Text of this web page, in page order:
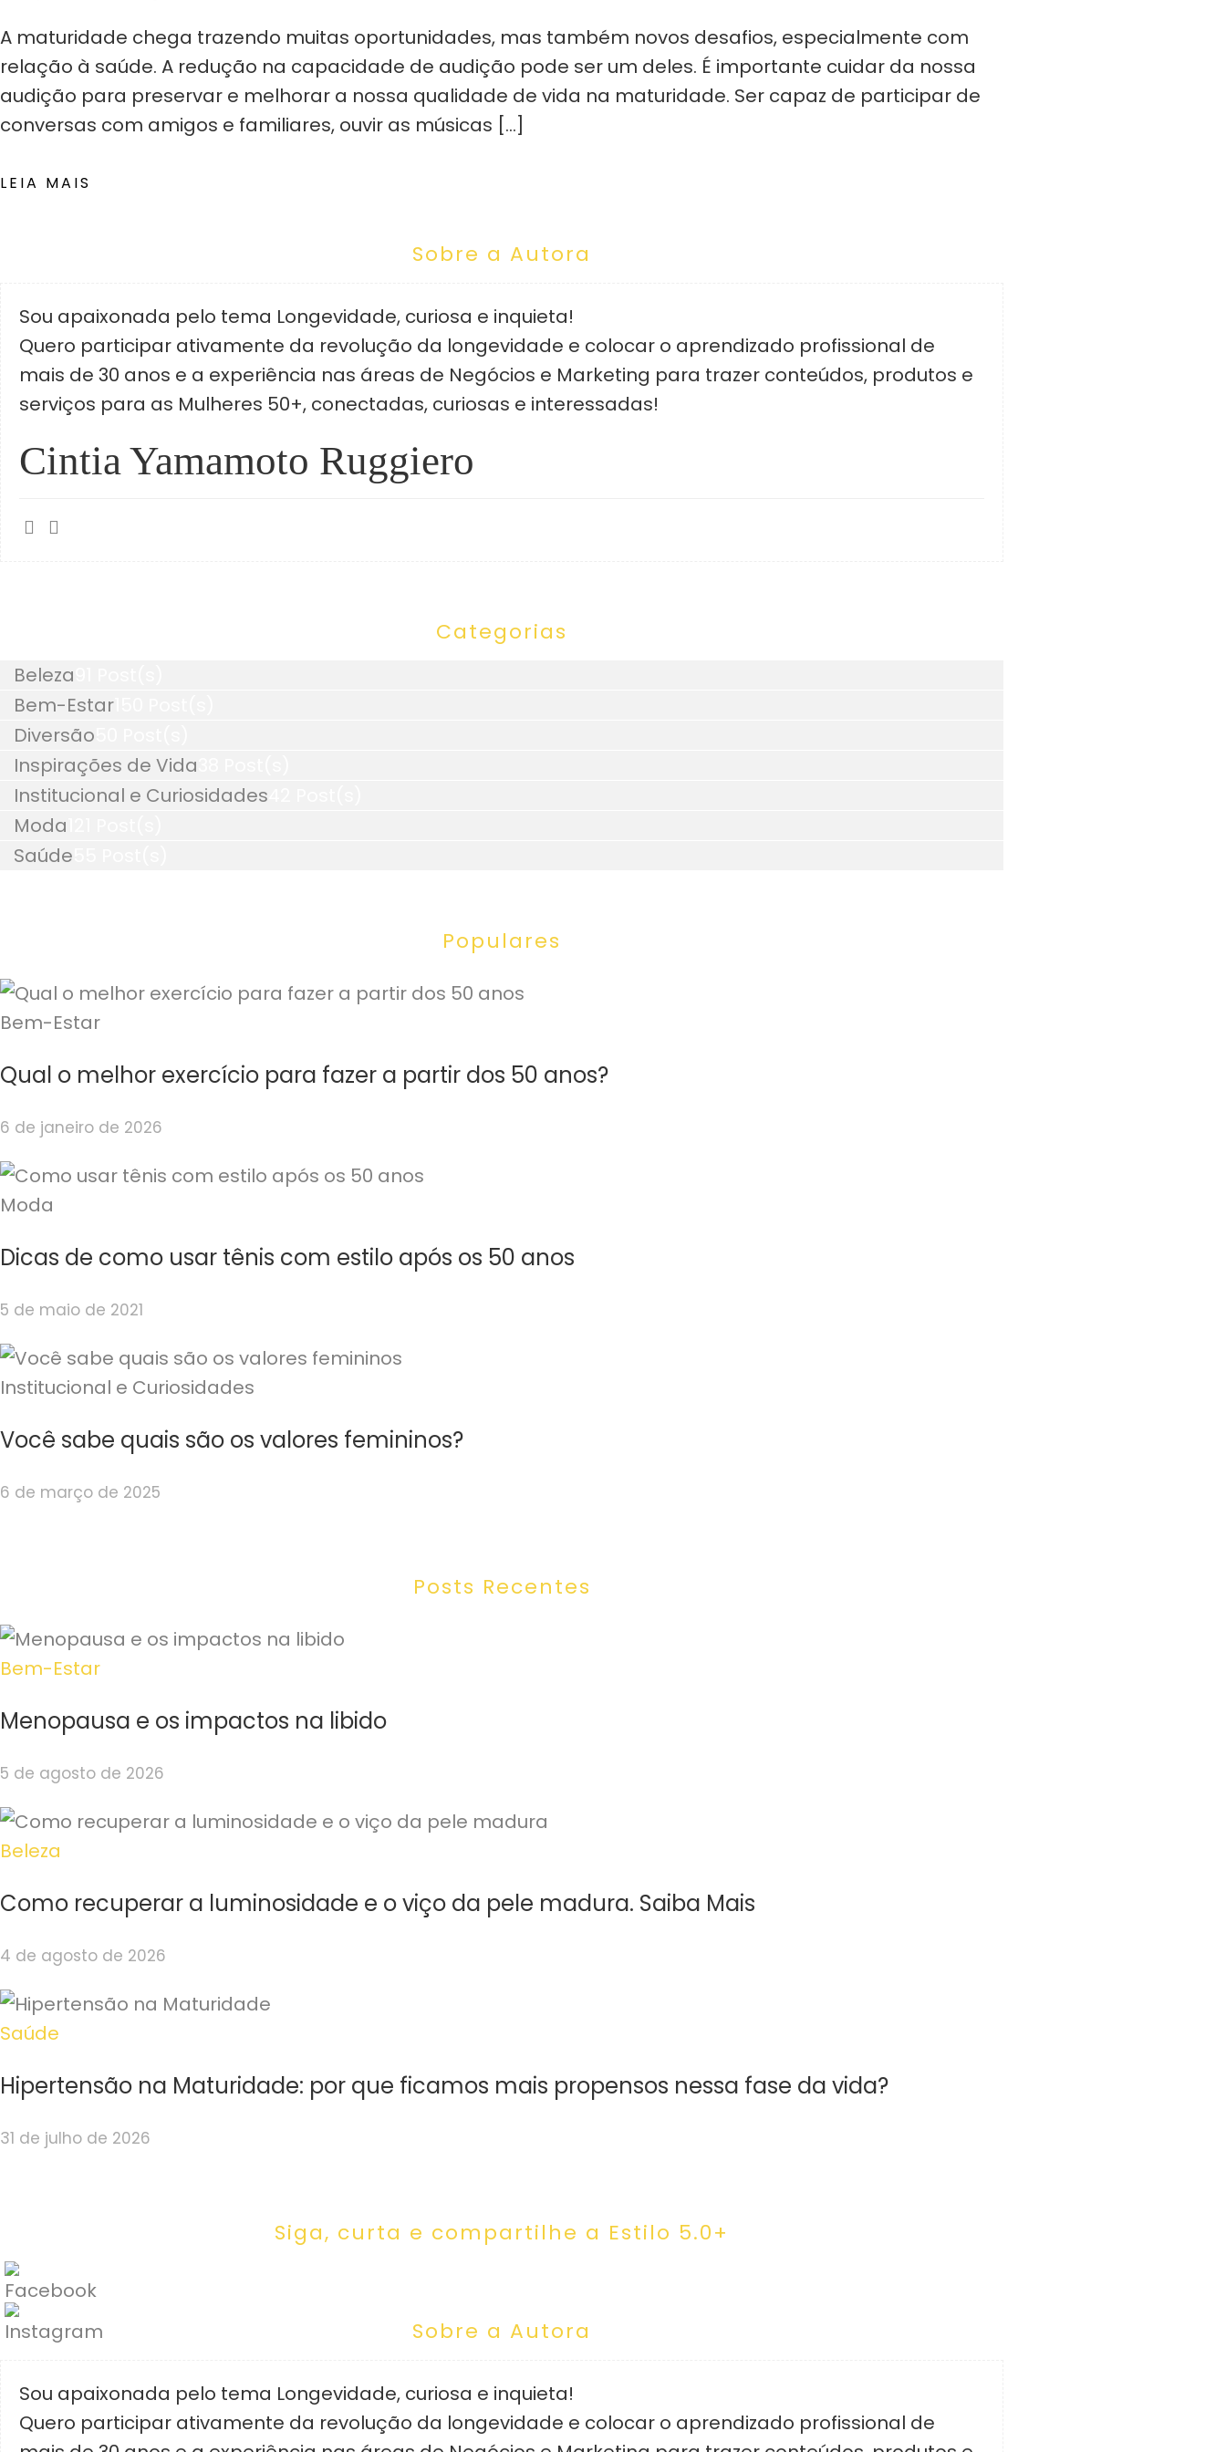
A maturidade chega trazendo muitas oportunidades, mas também novos desafios, especialmente com
relação à saúde. A redução na capacidade de audição pode ser um deles. É importante cuidar da nossa
audição para preservar e melhorar a nossa qualidade de vida na maturidade. Ser capaz de participar de
conversas com amigos e familiares, ouvir as músicas […]
LEIA MAIS
Sobre a Autora
Sou apaixonada pelo tema Longevidade, curiosa e inquieta!
Quero participar ativamente da revolução da longevidade e colocar o aprendizado profissional de
mais de 30 anos e a experiência nas áreas de Negócios e Marketing para trazer conteúdos, produtos e
serviços para as Mulheres 50+, conectadas, curiosas e interessadas!
Cintia Yamamoto Ruggiero
Categorias
Beleza
Bem-Estar
Diversão
Inspirações de Vida
Institucional e Curiosidades
Moda
Saúde
Populares
Bem-Estar
Qual o melhor exercício para fazer a partir dos 50 anos?
6 de janeiro de 2026
Moda
Dicas de como usar tênis com estilo após os 50 anos
5 de maio de 2021
Institucional e Curiosidades
Você sabe quais são os valores femininos?
6 de março de 2025
Posts Recentes
Bem-Estar
Menopausa e os impactos na libido
5 de agosto de 2026
Beleza
Como recuperar a luminosidade e o viço da pele madura. Saiba Mais
4 de agosto de 2026
Saúde
Hipertensão na Maturidade: por que ficamos mais propensos nessa fase da vida?
31 de julho de 2026
Siga, curta e compartilhe a Estilo 5.0+
Sobre a Autora
Sou apaixonada pelo tema Longevidade, curiosa e inquieta!
Quero participar ativamente da revolução da longevidade e colocar o aprendizado profissional de